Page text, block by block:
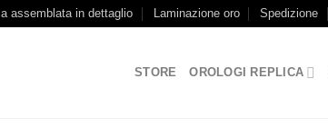
assemblata in dettaglio Laminazione oro Spedizione
STORE OROLOGI REPLICA